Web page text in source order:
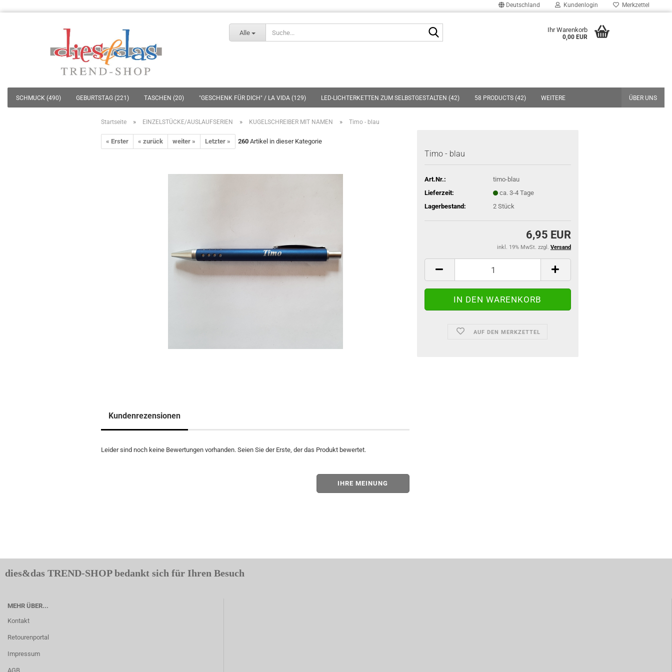
Deutschland Kundenlogin
Passwort vergessen?
Merkzettel
Alle Ihr Warenkorb
0,00 EUR
SCHMUCK (490) GEBURTSTAG (221) TASCHEN (20) "GESCHENK FÜR DICH" / LA VIDA (129) LED-LICHTERKETTEN ZUM SELBSTGESTALTEN (42) 58 PRODUCTS (42) ÜBER UNS
WEITERE
Startseite » EINZELSTÜCKE/AUSLAUFSERIEN » KUGELSCHREIBER MIT NAMEN » Timo - blau
« Erster « zurück weiter » Letzter » 260 Artikel in dieser Kategorie
Timo - blau
Art.Nr.:
timo-blau
Lieferzeit:
ca. 3-4 Tage
Lagerbestand:
2 Stück
6,95 EUR
inkl. 19% MwSt. zzgl. Versand
AUF DEN MERKZETTEL
Kundenrezensionen
Leider sind noch keine Bewertungen vorhanden. Seien Sie der Erste, der das Produkt bewertet.
IHRE MEINUNG
dies&das TREND-SHOP bedankt sich für Ihren Besuch
MEHR ÜBER...
Kontakt
Retourenportal
Impressum
AGB